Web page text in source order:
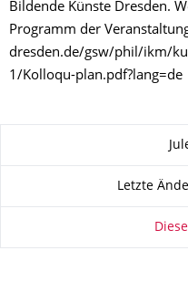
Bildende Künste Dresden.
Programm der
dresden.de/gsw/phil/ikm/
1/Kolloqu-plan.pdf?lang=de
Letzte